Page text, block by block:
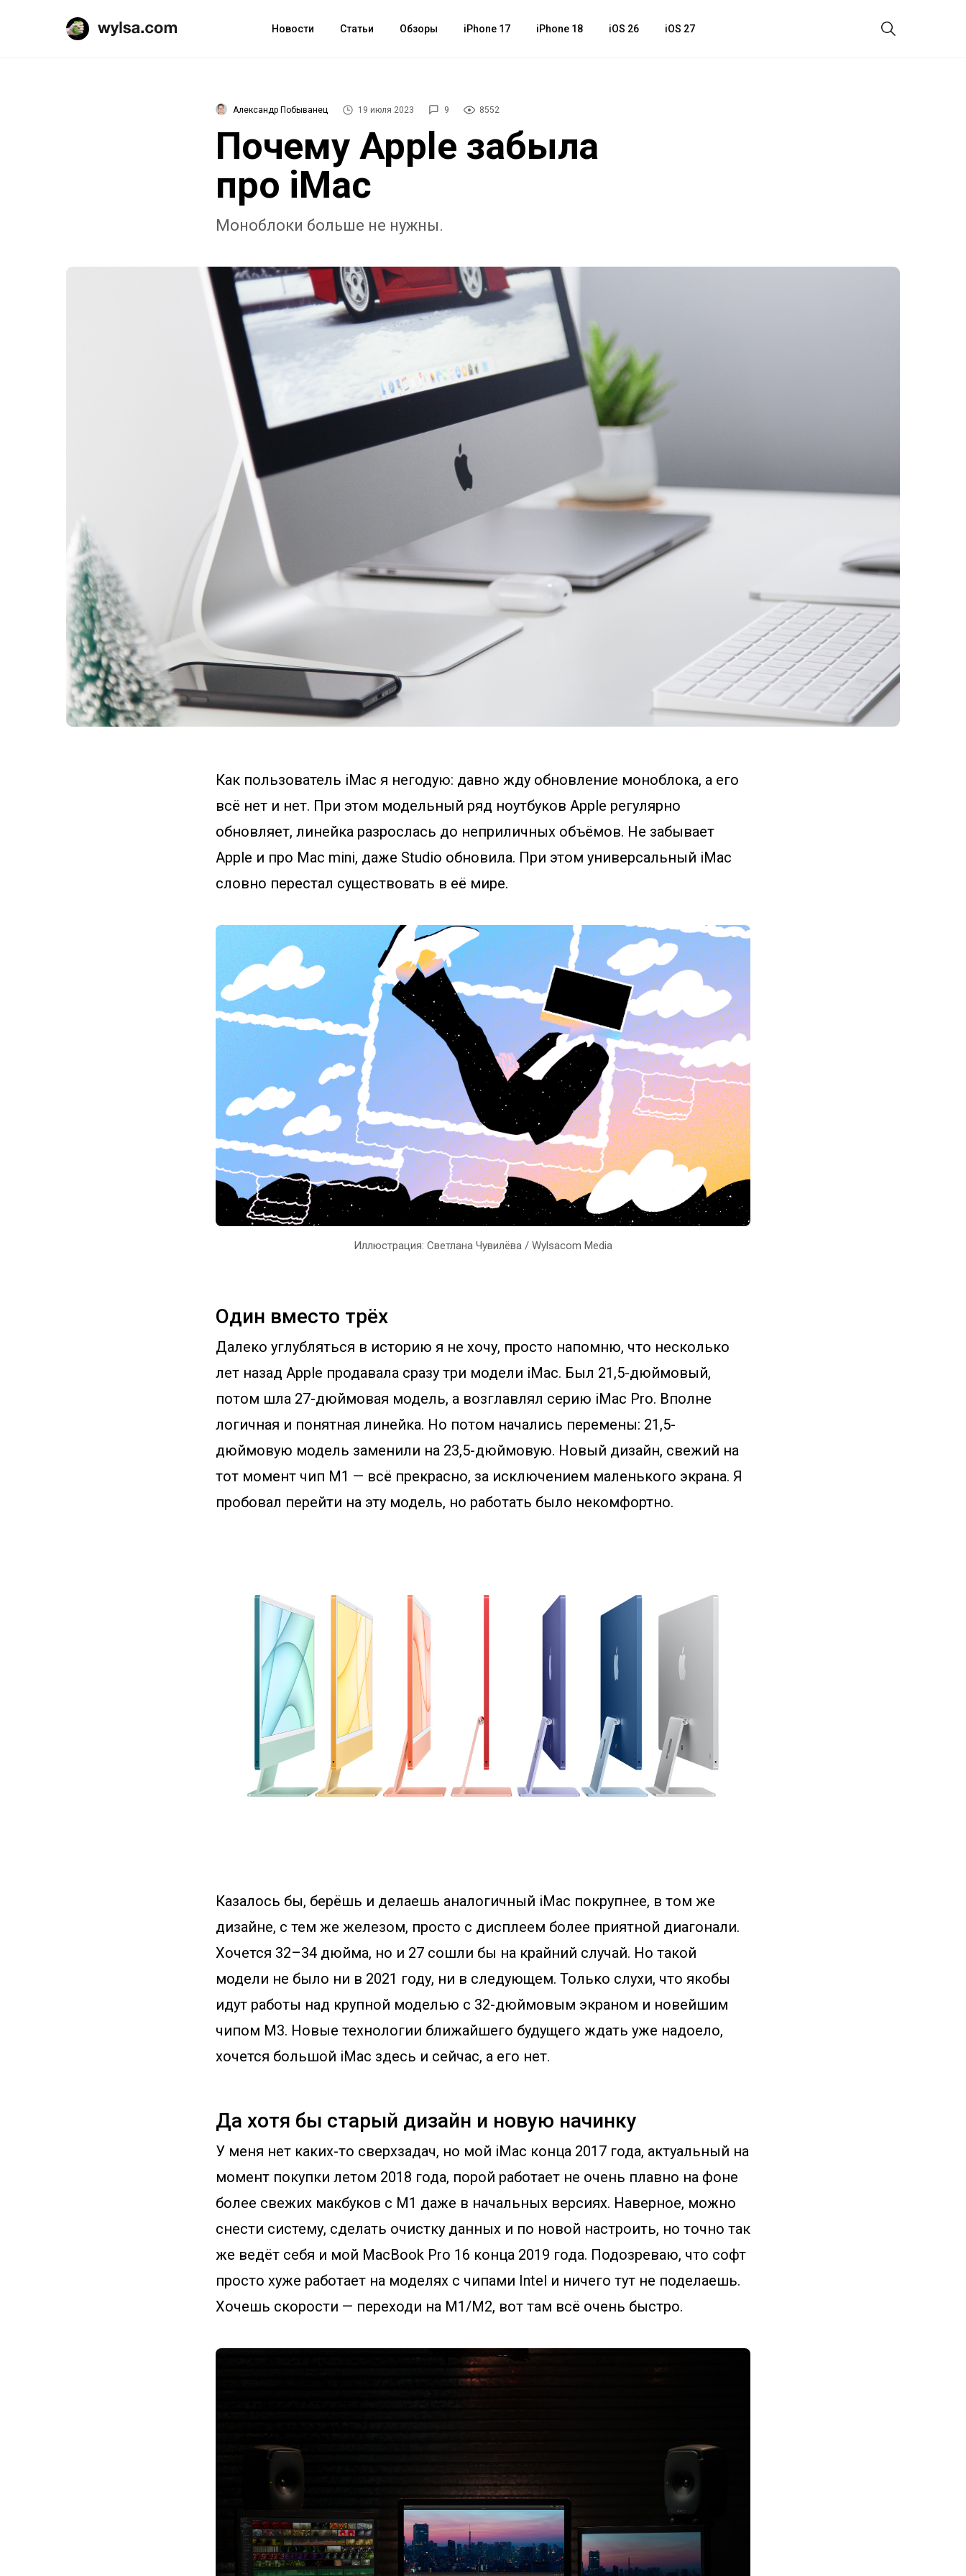
Новости Статьи Обзоры iPhone 17 iPhone 18 iOS 26 iOS 27
Александр Побыванец 19 июля 2023 9 8552
Почему Apple забыла
про iMac
Моноблоки больше не нужны.
Как пользователь iMac я негодую: давно жду обновление моноблока, а его
всё нет и нет. При этом модельный ряд ноутбуков Apple регулярно
обновляет, линейка разрослась до неприличных объёмов. Не забывает
Apple и про Mac mini, даже Studio обновила. При этом универсальный iMac
словно перестал существовать в её мире.
Иллюстрация: Светлана Чувилёва / Wylsacom Media
Один вместо трёх
Далеко углубляться в историю я не хочу, просто напомню, что несколько
лет назад Apple продавала сразу три модели iMac. Был 21,5-дюймовый,
потом шла 27-дюймовая модель, а возглавлял серию iMac Pro. Вполне
логичная и понятная линейка. Но потом начались перемены: 21,5-
дюймовую модель заменили на 23,5-дюймовую. Новый дизайн, свежий на
тот момент чип M1 — всё прекрасно, за исключением маленького экрана. Я
пробовал перейти на эту модель, но работать было некомфортно.
Казалось бы, берёшь и делаешь аналогичный iMac покрупнее, в том же
дизайне, с тем же железом, просто с дисплеем более приятной диагонали.
Хочется 32–34 дюйма, но и 27 сошли бы на крайний случай. Но такой
модели не было ни в 2021 году, ни в следующем. Только слухи, что якобы
идут работы над крупной моделью с 32-дюймовым экраном и новейшим
чипом M3. Новые технологии ближайшего будущего ждать уже надоело,
хочется большой iMac здесь и сейчас, а его нет.
Да хотя бы старый дизайн и новую начинку
У меня нет каких-то сверхзадач, но мой iMac конца 2017 года, актуальный на
момент покупки летом 2018 года, порой работает не очень плавно на фоне
более свежих макбуков с M1 даже в начальных версиях. Наверное, можно
снести систему, сделать очистку данных и по новой настроить, но точно так
же ведёт себя и мой MacBook Pro 16 конца 2019 года. Подозреваю, что софт
просто хуже работает на моделях с чипами Intel и ничего тут не поделаешь.
Хочешь скорости — переходи на M1/M2, вот там всё очень быстро.